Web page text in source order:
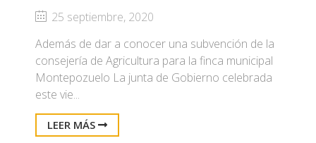
25 septiembre, 2020
Además de dar a conocer una subvención de la
consejería de Agricultura para la finca municipal
Montepozuelo La junta de Gobierno celebrada
este vie...
LEER MÁS